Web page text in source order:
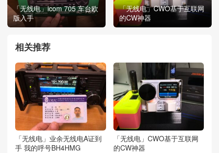
「无线电」icom 705 车台欧
版入手
「无线电」CWO基于互联网
的CW神器
相关推荐
「无线电」业余无线电A证到
手 我的呼号BH4HMG
「无线电」CWO基于互联网
的CW神器